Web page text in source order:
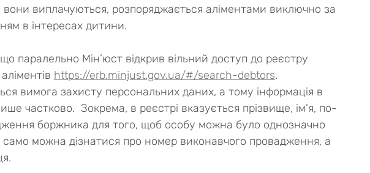
вони виплачуються, розпоряджається аліментами виключно за
в інтересах дитини.
паралельно Мін’юст відкрив вільний доступ до реєстру
https://erb.minjust.gov.ua/#/search-debtors.
вимога захисту персональних даних, а тому інформація в
частково.  Зокрема, в реєстрі вказується прізвище, ім’я, по-
боржника для того, щоб особу можна було однозначно
само можна дізнатися про номер виконавчого провадження, а